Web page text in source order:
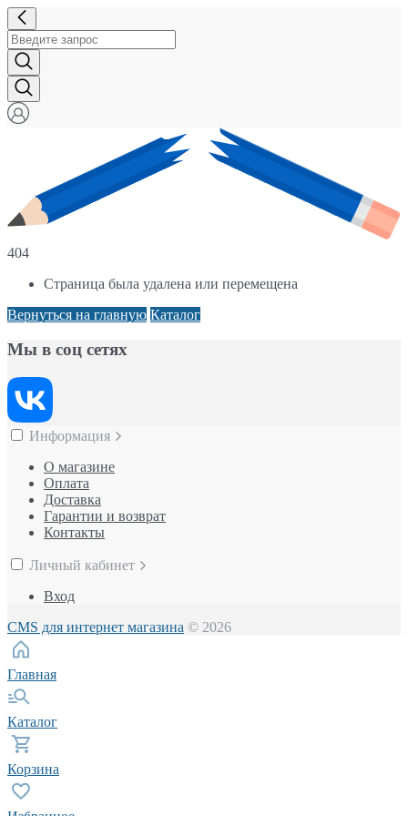
404
Страница была удалена или перемещена
Вернуться на главную Каталог
Мы в соц сетях
Информация
О магазине
Оплата
Доставка
Гарантии и возврат
Контакты
Личный кабинет
Вход
CMS для интернет магазина © 2026
Главная
Каталог
Корзина